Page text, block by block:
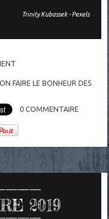
Trinity Kubassek - Pexels
FAIRE LE BONHEUR DES
0 COMMENTAIRE
2019